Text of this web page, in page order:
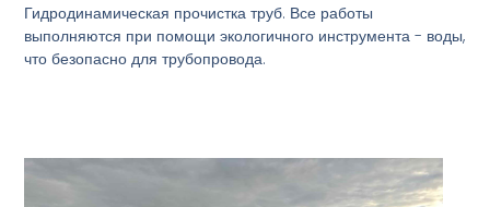
Гидродинамическая прочистка труб. Все работы
выполняются при помощи экологичного инструмента - воды,
что безопасно для трубопровода.